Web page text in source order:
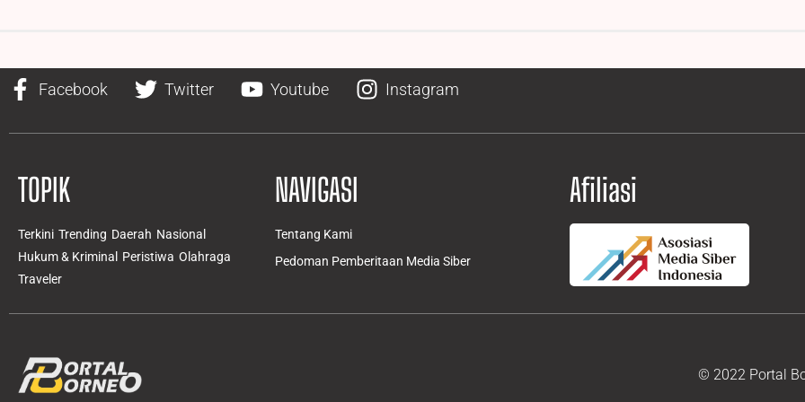
Facebook Twitter Youtube Instagram
TOPIK
Terkini Trending Daerah Nasional
Hukum & Kriminal
Peristiwa Olahraga
Traveler
NAVIGASI
Tentang Kami
Pedoman Pemberitaan Media Siber
Afiliasi
© 2022 Portal